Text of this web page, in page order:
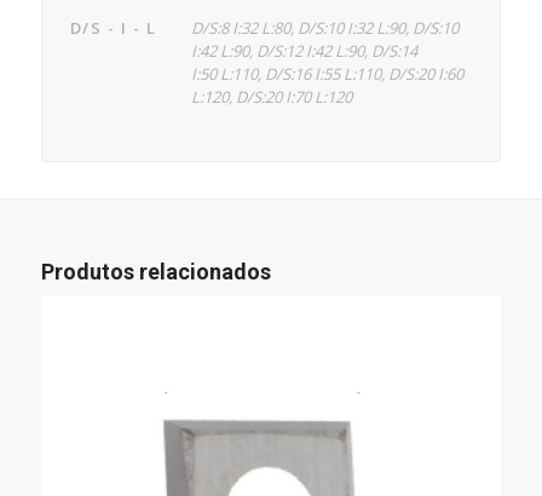
D/S - I - L
D/S:8 I:32 L:80, D/S:10 I:32 L:90, D/S:10
I:42 L:90, D/S:12 I:42 L:90, D/S:14
I:50 L:110, D/S:16 I:55 L:110, D/S:20 I:60
L:120, D/S:20 I:70 L:120
Produtos relacionados